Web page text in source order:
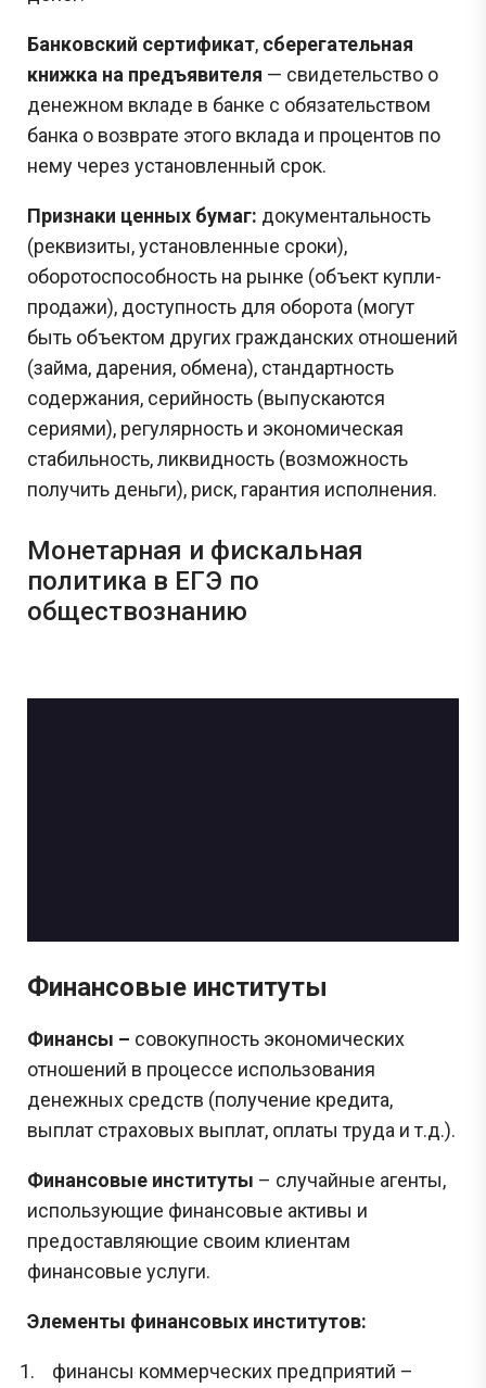
Банковский сертификат, сберегательная
книжка на предъявителя — свидетельство о
денежном вкладе в банке с обязательством
банка о возврате этого вклада и процентов по
нему через установленный срок.
Признаки ценных бумаг: документальность
(реквизиты, установленные сроки),
оборотоспособность на рынке (объект купли-
продажи), доступность для оборота (могут
быть объектом других гражданских отношений
(займа, дарения, обмена), стандартность
содержания, серийность (выпускаются
сериями), регулярность и экономическая
стабильность, ликвидность (возможность
получить деньги), риск, гарантия исполнения.
Монетарная и фискальная
политика в ЕГЭ по
обществознанию
Финансовые институты
Финансы – совокупность экономических
отношений в процессе использования
денежных средств (получение кредита,
выплат страховых выплат, оплаты труда и т.д.).
Финансовые институты – случайные агенты,
использующие финансовые активы и
предоставляющие своим клиентам
финансовые услуги.
Элементы финансовых институтов:
финансы коммерческих предприятий –